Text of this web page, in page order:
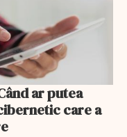
ar putea
care a